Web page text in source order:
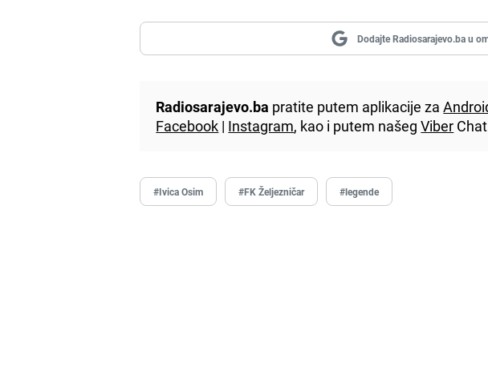
Dodajte Radiosarajevo.ba u
Radiosarajevo.ba pratite putem aplikacije za
Facebook | Instagram, kao i putem našegViber
#Ivica Osim #FK Željezničar #legende